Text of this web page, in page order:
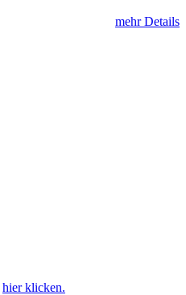
mehr Details
hier klicken.